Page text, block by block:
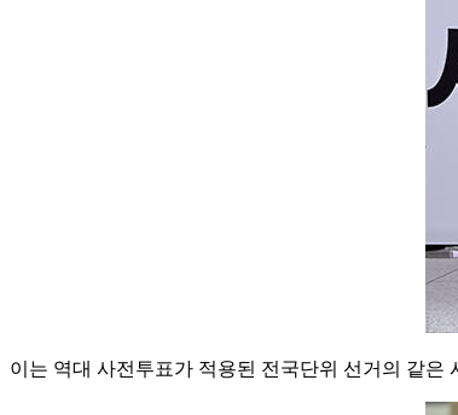
이는 역대 사전투표가 적용된 전국단위 선거의 같은